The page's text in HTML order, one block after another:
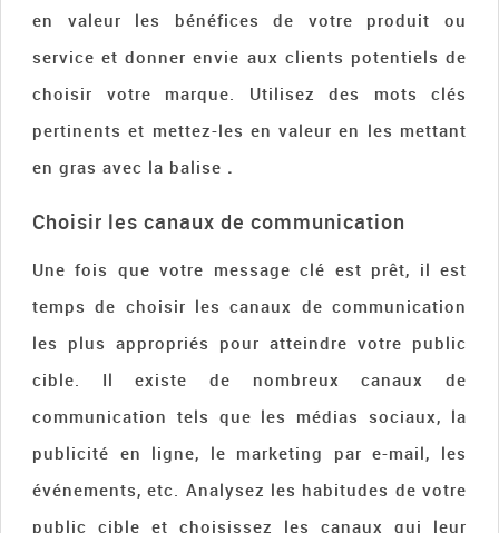
en valeur les bénéfices de votre produit ou
service et donner envie aux clients potentiels de
choisir votre marque. Utilisez des mots clés
pertinents et mettez-les en valeur en les mettant
en gras avec la balise .
Choisir les canaux de communication
Une fois que votre message clé est prêt, il est
temps de choisir les canaux de communication
les plus appropriés pour atteindre votre public
cible. Il existe de nombreux canaux de
communication tels que les médias sociaux, la
publicité en ligne, le marketing par e-mail, les
événements, etc. Analysez les habitudes de votre
public cible et choisissez les canaux qui leur